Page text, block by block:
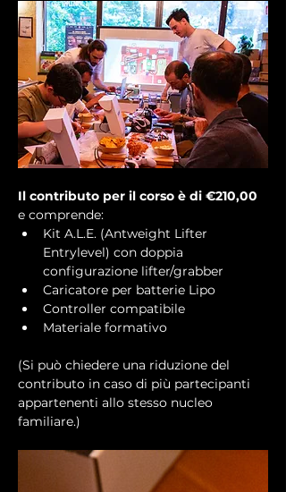
Il contributo per il corso è di €210,00
e comprende:
Kit A.L.E. (Antweight Lifter
Entrylevel) con doppia
configurazione lifter/grabber
Caricatore per batterie Lipo
Controller compatibile
Materiale formativo
(Si può chiedere una riduzione del
contributo in caso di più partecipanti
appartenenti allo stesso nucleo
familiare.)